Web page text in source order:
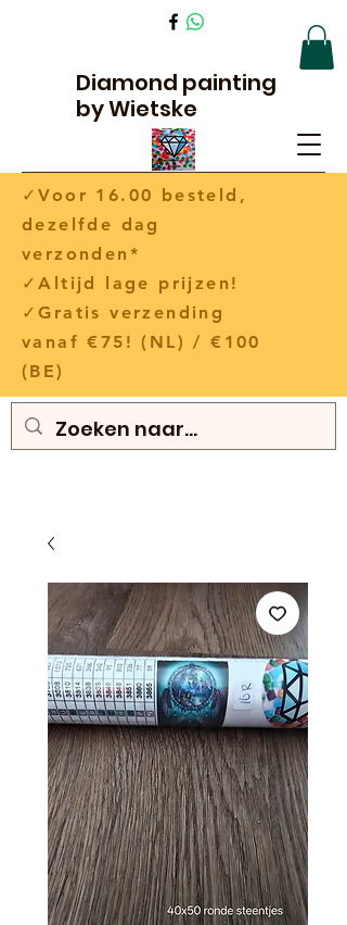
Diamond painting
by Wietske
✓Voor 16.00 besteld,
dezelfde dag
verzonden*
✓Altijd lage prijzen!
✓Gratis verzending
vanaf €75! (NL) / €100
(BE)